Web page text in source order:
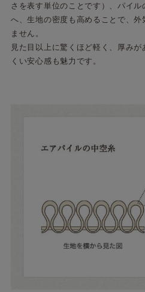
さを表す単位のことです）、パイ
へ、生地の密度も高めることで、
ません。
見た目以上に驚くほど軽く、厚み
くい安心感も魅力です。